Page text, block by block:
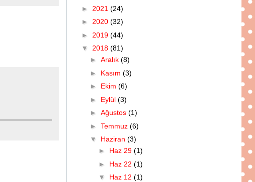
► 2021 (24)
► 2020 (32)
► 2019 (44)
▼ 2018 (81)
► Aralık (8)
► Kasım (3)
► Ekim (6)
► Eylül (3)
► Ağustos (1)
► Temmuz (6)
▼ Haziran (3)
► Haz 29 (1)
► Haz 22 (1)
▼ Haz 12 (1)